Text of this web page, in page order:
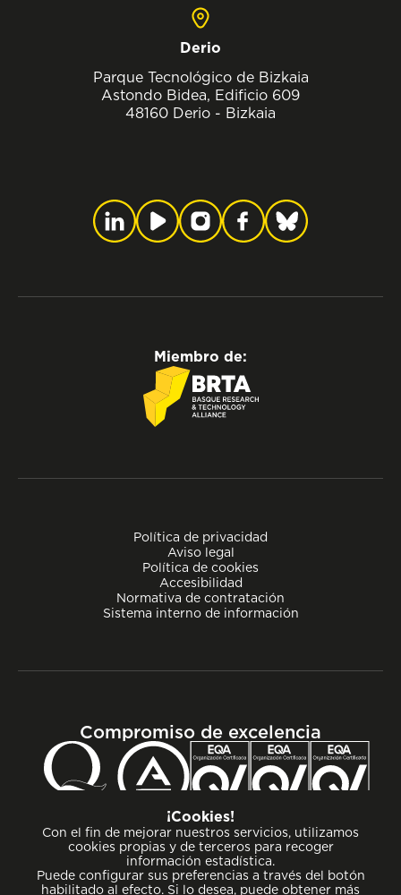
Derio
Parque Tecnológico de Bizkaia
Astondo Bidea, Edificio 609
48160 Derio - Bizkaia
Política de privacidad
Aviso legal
Política de cookies
Accesibilidad
Normativa de contratación
Sistema interno de información
Miembro de:
Compromiso de excelencia
¡Cookies!
Con el fin de mejorar nuestros servicios, utilizamos
cookies propias y de terceros para recoger
información estadística.
Puede configurar sus preferencias a través del botón
habilitado al efecto. Si lo desea, puede obtener más